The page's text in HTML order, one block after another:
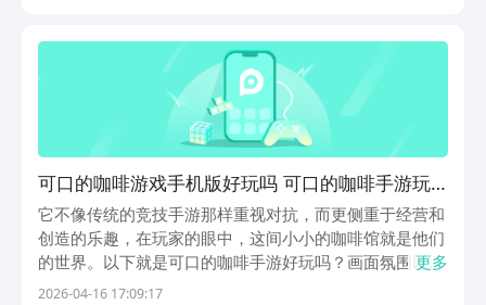
从...
可口的咖啡游戏手机版好玩吗 可口的咖啡手游玩
法详解
它不像传统的竞技手游那样重视对抗，而更侧重于经营和
创造的乐趣，在玩家的眼中，这间小小的咖啡馆就是他们
的世界。以下就是可口的咖啡手游好玩吗？画面氛围以及
玩法逻辑都有一个轻松而单调的特点，很容易使人一直玩
更多
2026-04-16 17:09:17